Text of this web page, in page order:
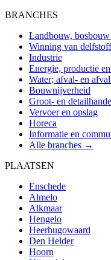
BRANCHES
Landbouw,
Winning van
Industrie
Energie, productie
Water; afval- en
Bouwnijverheid
Groot- en
Vervoer en opslag
Horeca
Informatie en
Alle branches →
PLAATSEN
Enschede
Almelo
Alkmaar
Hengelo
Heerhugowaard
Den Helder
Hoorn